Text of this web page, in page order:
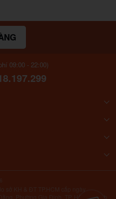
09:00 - 22:00)
Phường Gia Định, TP. Hồ Chí Minh,